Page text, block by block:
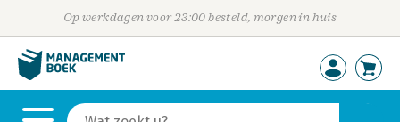
Op werkdagen voor 23:00 besteld, morgen in huis